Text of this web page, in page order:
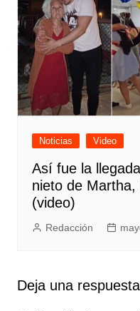
Noticias Video
Así fue la
nieto de Martha,
(video)
Redacción
Deja una respuesta